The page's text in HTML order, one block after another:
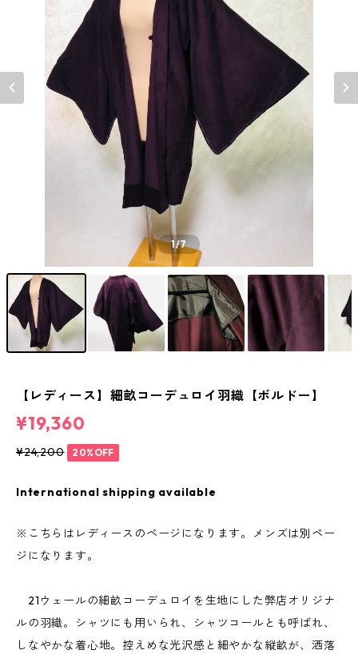
1/7
【レディース】細畝コーデュロイ羽織【ボルドー】
¥19,360
¥24,200 20%OFF
International shipping available
※こちらはレディースのページになります。メンズは別ペー
ジになります。
21ウェールの細畝コーデュロイを生地にした弊店オリジナ
ルの羽織。シャツにも用いられ、シャツコールとも呼ばれ、
しなやかな着心地。控えめな光沢感と細やかな縦畝が、洒落